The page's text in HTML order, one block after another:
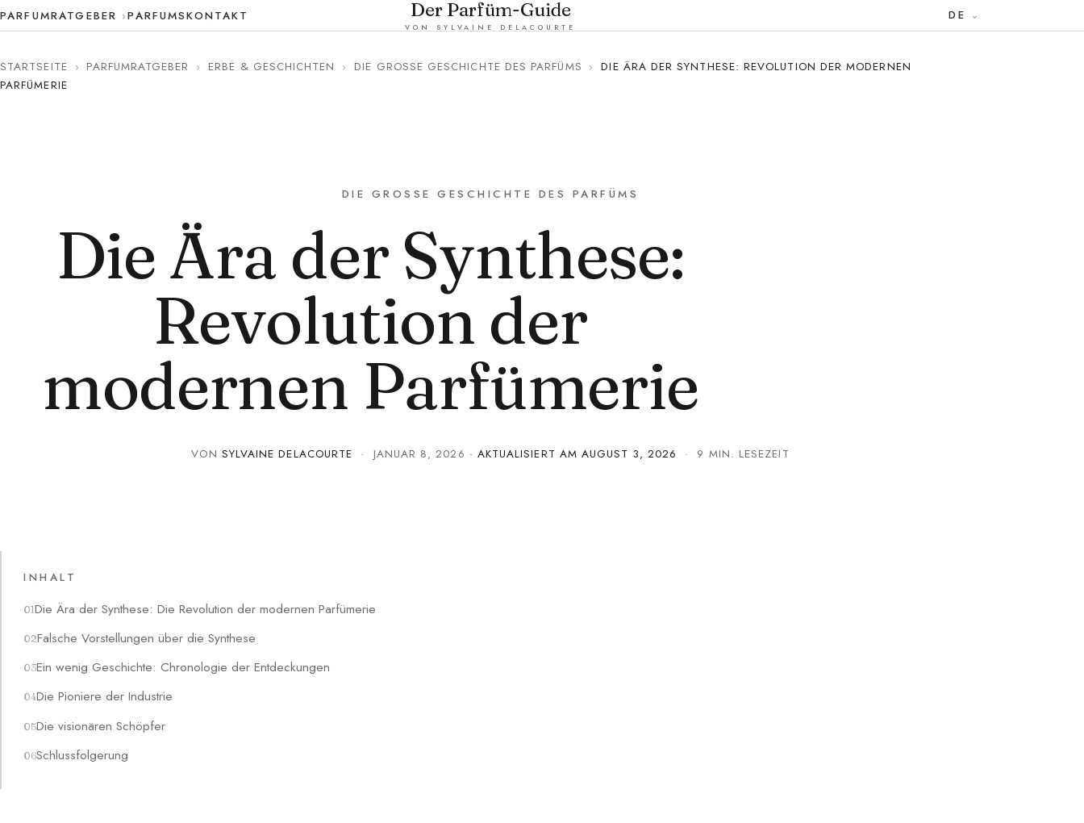
PARFUMRATGEBER PARFUMSKONTAKT Der Parfüm-Guide
VON SYLVAINE DELACOURTE
DE
STARTSEITE › PARFUMRATGEBER › ERBE & GESCHICHTEN › DIE GROSSE GESCHICHTE DES PARFÜMS › DIE ÄRA DER SYNTHESE: REVOLUTION DER MODERNEN
PARFÜMERIE
DIE GROSSE GESCHICHTE DES PARFÜMS
Die Ära der Synthese:
Revolution der
modernen Parfümerie
VON SYLVAINE DELACOURTE · JANUAR 8, 2026 · AKTUALISIERT AMAUGUST 3, 2026 · 9 MIN. LESEZEIT
INHALT
Die Ära der Synthese: Die Revolution der modernen Parfümerie
Falsche Vorstellungen über die Synthese
Ein wenig Geschichte: Chronologie der Entdeckungen
Die Pioniere der Industrie
Die visionären Schöpfer
Schlussfolgerung